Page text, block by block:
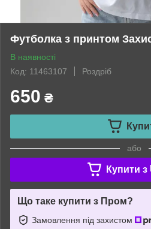
Футболка з принтом
В наявності
Код: 11463107
Роздріб
650 ₴
або
Купити з
Що таке купити з Пром?
Замовлення під захистом